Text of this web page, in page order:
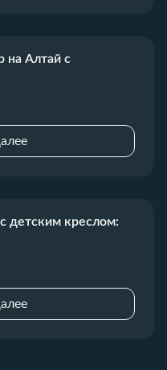
на Алтай с
детским креслом: